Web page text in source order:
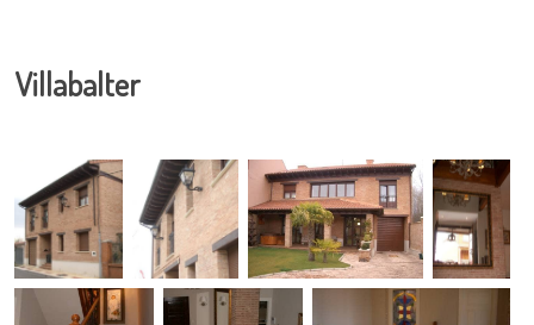
Villabalter